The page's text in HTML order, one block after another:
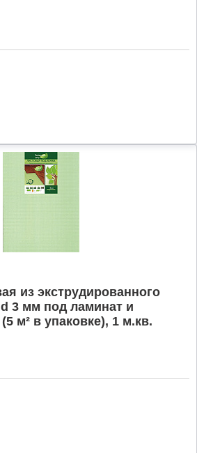
из экструдированного
3 мм под ламинат и
м² в упаковке), 1 м.кв.